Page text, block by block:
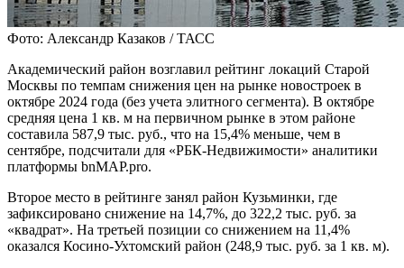
Фото: Александр Казаков / ТАСС
Академический район возглавил рейтинг локаций Старой
Москвы по темпам снижения цен на рынке новостроек в
октябре 2024 года (без учета элитного сегмента). В октябре
средняя цена 1 кв. м на первичном рынке в этом районе
составила 587,9 тыс. руб., что на 15,4% меньше, чем в
сентябре, подсчитали для «РБК-Недвижимости» аналитики
платформы bnMAP.pro.
Второе место в рейтинге занял район Кузьминки, где
зафиксировано снижение на 14,7%, до 322,2 тыс. руб. за
«квадрат». На третьей позиции со снижением на 11,4%
оказался Косино-Ухтомский район (248,9 тыс. руб. за 1 кв. м).